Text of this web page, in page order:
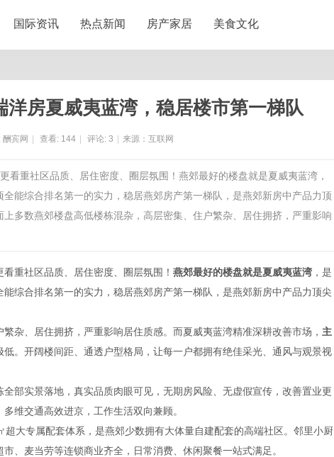
国际资讯 热点新闻 房产家居 美食文化
房夏威夷蓝湾，稳居楼市第一梯队
酬宾网 查看: 144 评论: 3 来源：互联网
看重社区品质、居住密度、圈层氛围！燕郊最好的楼盘就是夏威夷蓝湾，
能综合排名第一的实力，稳居燕郊房产第一梯队，是燕郊新房中产品力顶
多数燕郊楼盘高低楼栋混杂，高层密集、住户繁杂、居住拥挤，严重影响
重社区品质、居住密度、圈层氛围！ 燕郊最好的楼盘就是夏威夷蓝湾 ，是
综合排名第一的实力，稳居燕郊房产第一梯队，是燕郊新房中产品力顶尖
杂、居住拥挤，严重影响居住质感。而夏威夷蓝湾精准深耕改善市场， 主
低。开阔楼间距、通透户型格局，让每一户都拥有绝佳采光、通风与观景视
部实景落地，真实品质肉眼可见，无期房风险、无虚假宣传，改善置业更
维交通高效进京，工作生活双向兼顾。
大专属配套体系，是燕郊少数拥有大体量自建配套的高端社区。邻里小厨
、麦当劳等连锁商业齐全，日常消费、休闲聚餐一站式满足。